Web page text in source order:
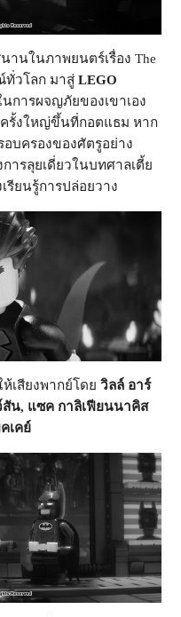
นในภาพยนตร์เรื่อง The
ทั่วโลก มาสู่LEGO
การผจญภัยของเขาเอง
รั้งใหญ่ขึ้นที่กอตแธม หาก
อบครองของศัตรูอย่าง
ารลุยเดี่ยวในบทศาลเตี้ย
รียนรู้การปล่อยวาง
เสียงพากย์โดยวิลล์ อาร์
สัน, แซค กาลิเฟียนนาคิส
เคย์